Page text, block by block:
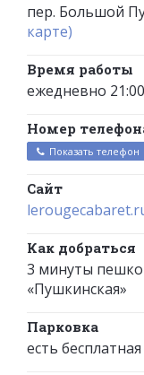
пер. Большой
карте)
Время работы
ежедневно
Номер
Показать телефон
Сайт
Как добраться
3 минуты
«Пушкинская»
Парковка
есть